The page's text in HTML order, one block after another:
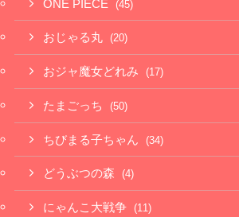
ONE PIECE (45)
おじゃる丸 (20)
おジャ魔女どれみ (17)
たまごっち (50)
ちびまる子ちゃん (34)
どうぶつの森 (4)
にゃんこ大戦争 (11)